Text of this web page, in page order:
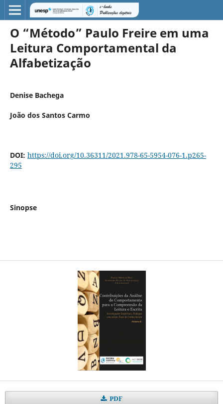
O “Método” Paulo Freire em uma
Leitura Comportamental da
Alfabetização
Denise Bachega
João dos Santos Carmo
DOI: https://doi.org/10.36311/2021.978-65-5954-076-1.p265-
295
Sinopse
PDF